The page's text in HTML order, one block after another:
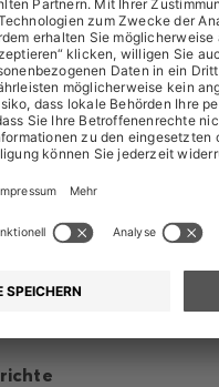
Analystenkonferenz